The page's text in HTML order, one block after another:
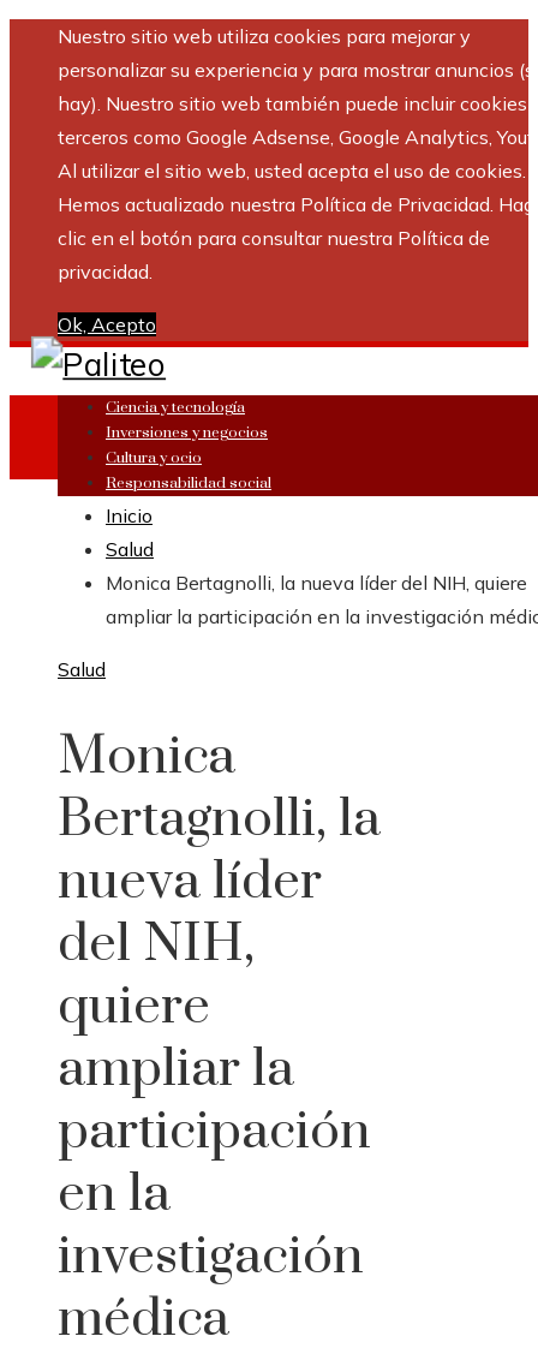
Nuestro sitio web utiliza cookies para mejorar y
personalizar su experiencia y para mostrar anuncios
hay). Nuestro sitio web también puede incluir cookies
terceros como Google Adsense, Google Analytics,
Al utilizar el sitio web, usted acepta el uso de cookies.
Hemos actualizado nuestra Política de Privacidad.
clic en el botón para consultar nuestra Política de
privacidad.
Ok, Acepto
Ciencia y tecnología
Inversiones y negocios
Cultura y ocio
Responsabilidad social
Inicio
Salud
Monica Bertagnolli, la nueva líder del NIH, quiere
ampliar la participación en la investigación
Salud
Monica
Bertagnolli, la
nueva líder
del NIH,
quiere
ampliar la
participación
en la
investigación
médica